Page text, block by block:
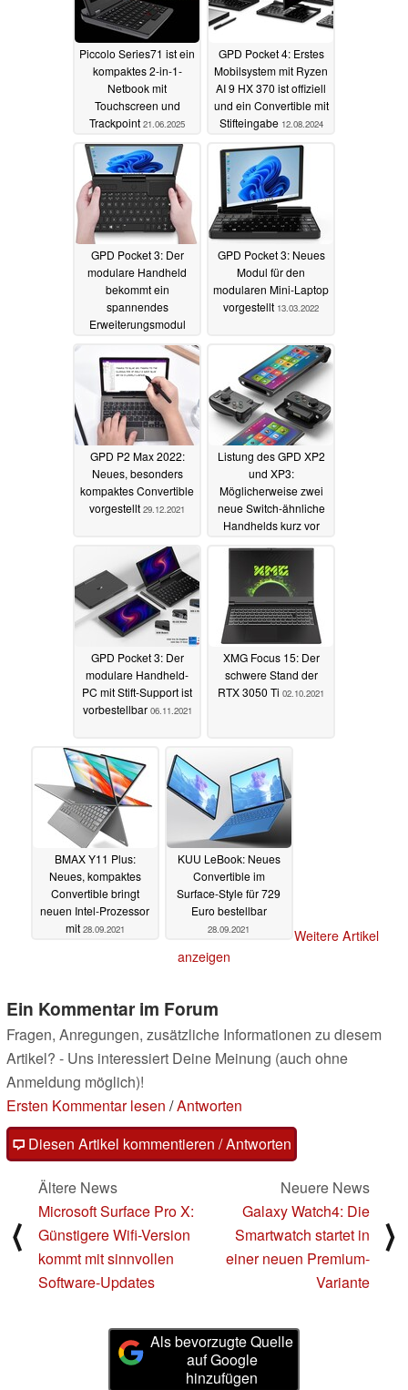
Piccolo Series71 ist ein
kompaktes 2-in-1-
Netbook mit
Touchscreen und
Trackpoint 21.06.2025
GPD Pocket 4: Erstes
Mobilsystem mit Ryzen
AI 9 HX 370 ist offiziell
und ein Convertible mit
Stifteingabe 12.08.2024
GPD Pocket 3: Der
modulare Handheld
bekommt ein
spannendes
Erweiterungsmodul
GPD Pocket 3: Neues
Modul für den
modularen Mini-Laptop
vorgestellt 13.03.2022
GPD P2 Max 2022:
Neues, besonders
kompaktes Convertible
vorgestellt 29.12.2021
Listung des GPD XP2
und XP3:
Möglicherweise zwei
neue Switch-ähnliche
Handhelds kurz vor
GPD Pocket 3: Der
modulare Handheld-
PC mit Stift-Support ist
vorbestellbar 06.11.2021
XMG Focus 15: Der
schwere Stand der
RTX 3050 Ti 02.10.2021
BMAX Y11 Plus:
Neues, kompaktes
Convertible bringt
neuen Intel-Prozessor
mit 28.09.2021
KUU LeBook: Neues
Convertible im
Surface-Style für 729
Euro bestellbar
28.09.2021
Weitere Artikel
anzeigen
Ein Kommentar im Forum
Fragen, Anregungen, zusätzliche Informationen zu diesem
Artikel? - Uns interessiert Deine Meinung (auch ohne
Anmeldung möglich)!
Ersten Kommentar lesen /Antworten
Diesen Artikel kommentieren / Antworten
⟨
Ältere News
Microsoft Surface Pro X:
Günstigere Wifi-Version
kommt mit sinnvollen
Software-Updates
Neuere News
Galaxy Watch4: Die
Smartwatch startet in
einer neuen Premium-
Variante
⟩
Als bevorzugte Quelle
auf Google
hinzufügen